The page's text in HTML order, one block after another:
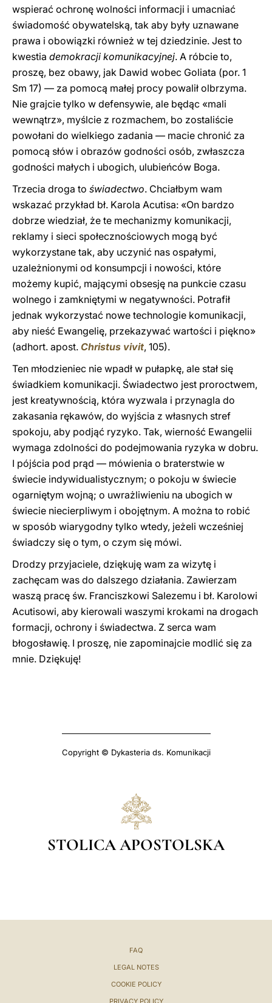
wspierać ochronę wolności informacji i umacniać
świadomość obywatelską, tak aby były uznawane
prawa i obowiązki również w tej dziedzinie. Jest to
kwestia demokracji komunikacyjnej. A róbcie to,
proszę, bez obawy, jak Dawid wobec Goliata (por. 1
Sm 17) — za pomocą małej procy powalił olbrzyma.
Nie grajcie tylko w defensywie, ale będąc «mali
wewnątrz», myślcie z rozmachem, bo zostaliście
powołani do wielkiego zadania — macie chronić za
pomocą słów i obrazów godności osób, zwłaszcza
godności małych i ubogich, ulubieńców Boga.
Trzecia droga to świadectwo. Chciałbym wam
wskazać przykład bł. Karola Acutisa: «On bardzo
dobrze wiedział, że te mechanizmy komunikacji,
reklamy i sieci społecznościowych mogą być
wykorzystane tak, aby uczynić nas ospałymi,
uzależnionymi od konsumpcji i nowości, które
możemy kupić, mającymi obsesję na punkcie czasu
wolnego i zamkniętymi w negatywności. Potrafił
jednak wykorzystać nowe technologie komunikacji,
aby nieść Ewangelię, przekazywać wartości i piękno»
(adhort. apost. Christus vivit, 105).
Ten młodzieniec nie wpadł w pułapkę, ale stał się
świadkiem komunikacji. Świadectwo jest proroctwem,
jest kreatywnością, która wyzwala i przynagla do
zakasania rękawów, do wyjścia z własnych stref
spokoju, aby podjąć ryzyko. Tak, wierność Ewangelii
wymaga zdolności do podejmowania ryzyka w dobru.
I pójścia pod prąd — mówienia o braterstwie w
świecie indywidualistycznym; o pokoju w świecie
ogarniętym wojną; o uwrażliwieniu na ubogich w
świecie niecierpliwym i obojętnym. A można to robić
w sposób wiarygodny tylko wtedy, jeżeli wcześniej
świadczy się o tym, o czym się mówi.
Drodzy przyjaciele, dziękuję wam za wizytę i
zachęcam was do dalszego działania. Zawierzam
waszą pracę św. Franciszkowi Salezemu i bł. Karolowi
Acutisowi, aby kierowali waszymi krokami na drogach
formacji, ochrony i świadectwa. Z serca wam
błogosławię. I proszę, nie zapominajcie modlić się za
mnie. Dziękuję!
Copyright © Dykasteria ds. Komunikacji
STOLICA APOSTOLSKA
FAQ
LEGAL NOTES
COOKIE POLICY
PRIVACY POLICY